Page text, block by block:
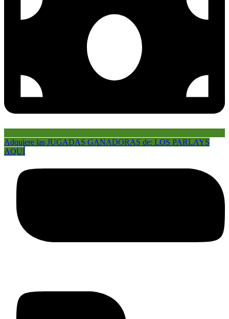
Adquiere las JUGADAS GANADORAS de: LOS PARLAYS
AQUÍ